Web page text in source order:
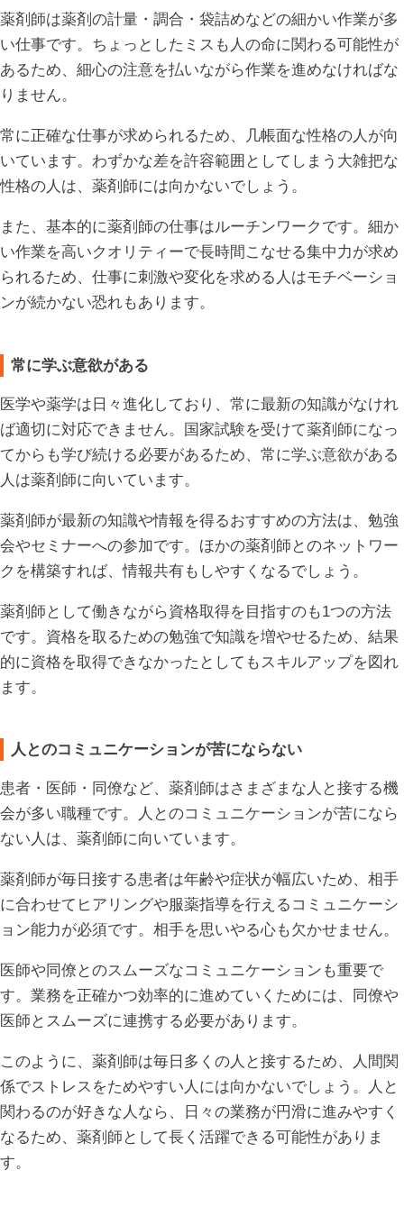
薬剤師は薬剤の計量・調合・袋詰めなどの細かい作業が多
い仕事です。ちょっとしたミスも人の命に関わる可能性が
あるため、細心の注意を払いながら作業を進めなければな
りません。
常に正確な仕事が求められるため、几帳面な性格の人が向
いています。わずかな差を許容範囲としてしまう大雑把な
性格の人は、薬剤師には向かないでしょう。
また、基本的に薬剤師の仕事はルーチンワークです。細か
い作業を高いクオリティーで長時間こなせる集中力が求め
られるため、仕事に刺激や変化を求める人はモチベーショ
ンが続かない恐れもあります。
常に学ぶ意欲がある
医学や薬学は日々進化しており、常に最新の知識がなけれ
ば適切に対応できません。国家試験を受けて薬剤師になっ
てからも学び続ける必要があるため、常に学ぶ意欲がある
人は薬剤師に向いています。
薬剤師が最新の知識や情報を得るおすすめの方法は、勉強
会やセミナーへの参加です。ほかの薬剤師とのネットワー
クを構築すれば、情報共有もしやすくなるでしょう。
薬剤師として働きながら資格取得を目指すのも1つの方法
です。資格を取るための勉強で知識を増やせるため、結果
的に資格を取得できなかったとしてもスキルアップを図れ
ます。
人とのコミュニケーションが苦にならない
患者・医師・同僚など、薬剤師はさまざまな人と接する機
会が多い職種です。人とのコミュニケーションが苦になら
ない人は、薬剤師に向いています。
薬剤師が毎日接する患者は年齢や症状が幅広いため、相手
に合わせてヒアリングや服薬指導を行えるコミュニケーシ
ョン能力が必須です。相手を思いやる心も欠かせません。
医師や同僚とのスムーズなコミュニケーションも重要で
す。業務を正確かつ効率的に進めていくためには、同僚や
医師とスムーズに連携する必要があります。
このように、薬剤師は毎日多くの人と接するため、人間関
係でストレスをためやすい人には向かないでしょう。人と
関わるのが好きな人なら、日々の業務が円滑に進みやすく
なるため、薬剤師として長く活躍できる可能性がありま
す。